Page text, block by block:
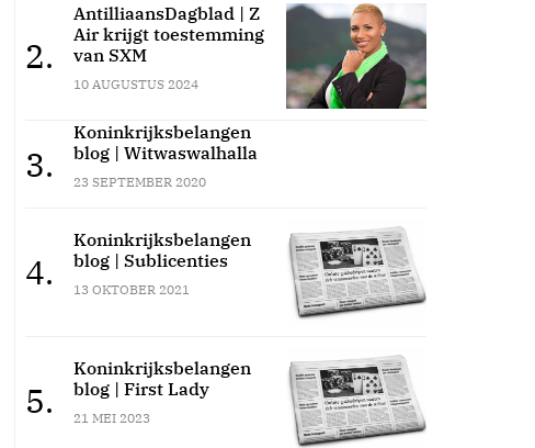
2.
AntilliaansDagblad | Z
Air krijgt toestemming
van SXM
10 AUGUSTUS 2024
3.
Koninkrijksbelangen
blog | Witwaswalhalla
23 SEPTEMBER 2020
4.
Koninkrijksbelangen
blog | Sublicenties
13 OKTOBER 2021
5.
Koninkrijksbelangen
blog | First Lady
21 MEI 2023